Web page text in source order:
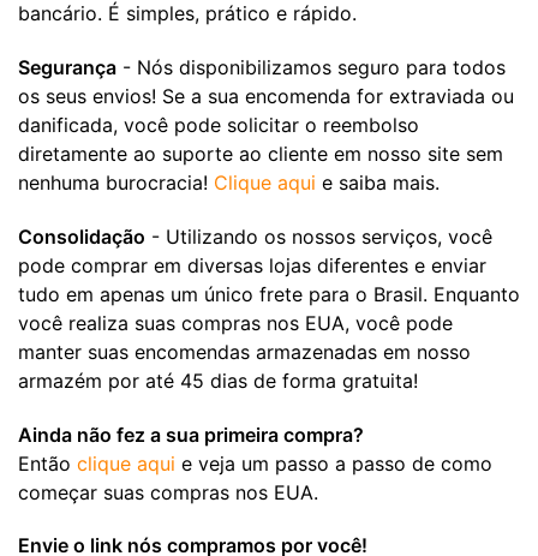
bancário. É simples, prático e rápido.
Segurança - Nós disponibilizamos seguro para todos
os seus envios! Se a sua encomenda for extraviada ou
danificada, você pode solicitar o reembolso
diretamente ao suporte ao cliente em nosso site sem
nenhuma burocracia! Clique aqui e saiba mais.
Consolidação - Utilizando os nossos serviços, você
pode comprar em diversas lojas diferentes e enviar
tudo em apenas um único frete para o Brasil. Enquanto
você realiza suas compras nos EUA, você pode
manter suas encomendas armazenadas em nosso
armazém por até 45 dias de forma gratuita!
Ainda não fez a sua primeira compra?
Então clique aqui e veja um passo a passo de como
começar suas compras nos EUA.
Envie o link nós compramos por você!